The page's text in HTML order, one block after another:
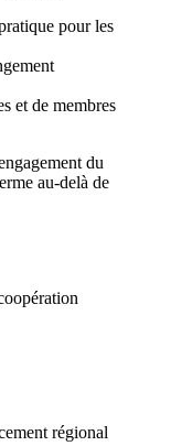
pour les
et de membres
du
au-delà de
régional